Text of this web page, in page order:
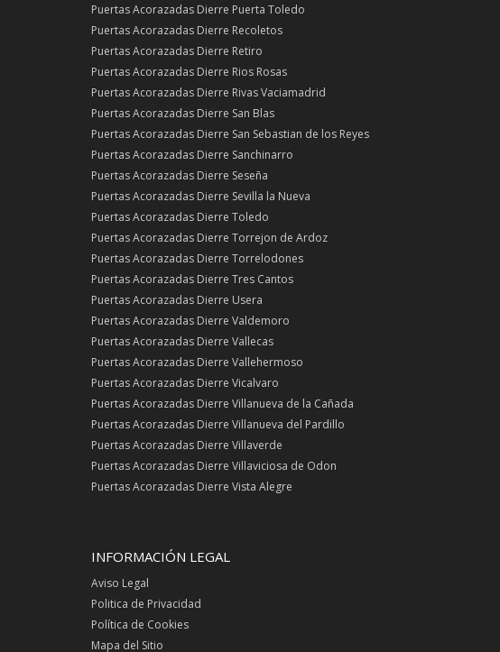
Puertas Acorazadas Dierre Puerta Toledo
Puertas Acorazadas Dierre Recoletos
Puertas Acorazadas Dierre Retiro
Puertas Acorazadas Dierre Rios Rosas
Puertas Acorazadas Dierre Rivas Vaciamadrid
Puertas Acorazadas Dierre San Blas
Puertas Acorazadas Dierre San Sebastian de los Reyes
Puertas Acorazadas Dierre Sanchinarro
Puertas Acorazadas Dierre Seseña
Puertas Acorazadas Dierre Sevilla la Nueva
Puertas Acorazadas Dierre Toledo
Puertas Acorazadas Dierre Torrejon de Ardoz
Puertas Acorazadas Dierre Torrelodones
Puertas Acorazadas Dierre Tres Cantos
Puertas Acorazadas Dierre Usera
Puertas Acorazadas Dierre Valdemoro
Puertas Acorazadas Dierre Vallecas
Puertas Acorazadas Dierre Vallehermoso
Puertas Acorazadas Dierre Vicalvaro
Puertas Acorazadas Dierre Villanueva de la Cañada
Puertas Acorazadas Dierre Villanueva del Pardillo
Puertas Acorazadas Dierre Villaverde
Puertas Acorazadas Dierre Villaviciosa de Odon
Puertas Acorazadas Dierre Vista Alegre
INFORMACIÓN LEGAL
Aviso Legal
Politica de Privacidad
Política de Cookies
Mapa del Sitio